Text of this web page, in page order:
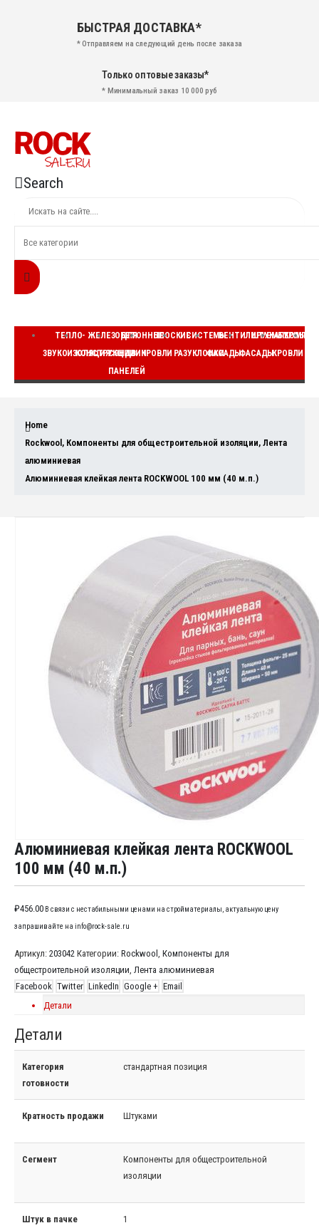
БЫСТРАЯ ДОСТАВКА*
* Отправляем на следующий день после заказа
Только оптовые заказы*
* Минимальный заказ 10 000 руб
Search
ТЕПЛО-
ЗВУКОИЗОЛЯЦИЯ
ЖЕЛЕЗОБЕТОННЫЕ
КОНСТРУКЦИИ
ДЛЯ
СЭНДВИЧ
ПАНЕЛЕЙ
ПЛОСКИЕ
КРОВЛИ
СИСТЕМЫ
РАЗУКЛОНКИ
ВЕНТИЛИРУЕМЫЕ
ФАСАДЫ
ШТУКАТУРНЫЕ
ФАСАДЫКРОВЛИ
Home
Rockwool , Компоненты для общестроительной изоляции, Лента
алюминиевая
Алюминиевая клейкая лента ROCKWOOL 100 мм (40 м.п.)
Алюминиевая клейкая лента ROCKWOOL
100 мм (40 м.п.)
₽456.00 В связи с нестабильными ценами на стройматериалы, актуальную цену
запрашивайте на info@rock-sale.ru
Артикул: 203042 Категории: Rockwool Компоненты для
общестроительной изоляции Лента алюминиевая
Facebook Twitter LinkedIn Google + Email
Детали
Детали
Категория
готовности
стандартная позиция
Кратность продажи Штуками
Сегмент
Компоненты для общестроительной
изоляции
Штук в пачке 1